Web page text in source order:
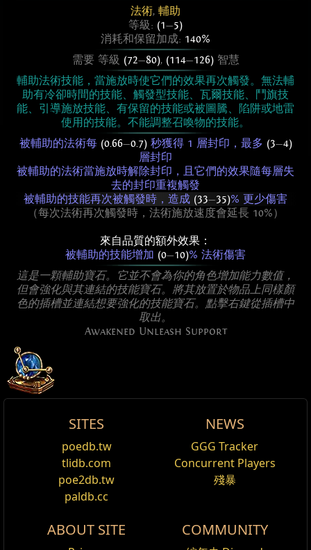
法術, 輔助
等級: (1—5)
消耗和保留加成: 140%
需要 等級 (72—80), (114—126)智慧
輔助法術技能，當施放時使它們的效果再次觸發。無法輔
助有冷卻時間的技能、觸發型技能、瓦爾技能、鬥旗技
能、引導施放技能、有保留的技能或被圖騰、陷阱或地雷
使用的技能。不能調整召喚物的技能。
被輔助的法術每 (0.66—0.7)秒獲得 1 層封印，最多 (3—4)
層封印
被輔助的法術當施放時解除封印，且它們的效果隨每層失
去的封印重複觸發
被輔助的技能再次被觸發時，造成 (33—35)% 更少傷害
（每次法術再次觸發時，法術施放速度會延長 10%）
來自品質的額外效果：
被輔助的技能增加 (0—10)% 法術傷害
這是一顆輔助寶石。它並不會為你的角色增加能力數值，
但會強化與其連結的技能寶石。將其放置於物品上同樣顏
色的插槽並連結想要強化的技能寶石。點擊右鍵從插槽中
取出。
Awakened Unleash Support
排除類型: 圖騰, 陷阱, 遙控地雷, 被觸發, 消耗保留, 瓦
爾, 立即, 引導, 冷卻
督軍印記
Awakened Unleash
Support
Unleash Supportobtainable in maps.
SITES
poedb.tw
tlidb.com
poe2db.tw
paldb.cc
NEWS
GGG Tracker
Concurrent Players
殘暴
ABOUT SITE COMMUNITY